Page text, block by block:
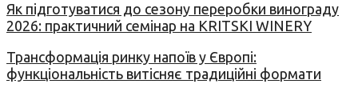
Як підготуватися до сезону переробки винограду
2026: практичний семінар на KRITSKI WINERY
Трансформація ринку напоїв у Європі:
функціональність витісняє традиційні формати